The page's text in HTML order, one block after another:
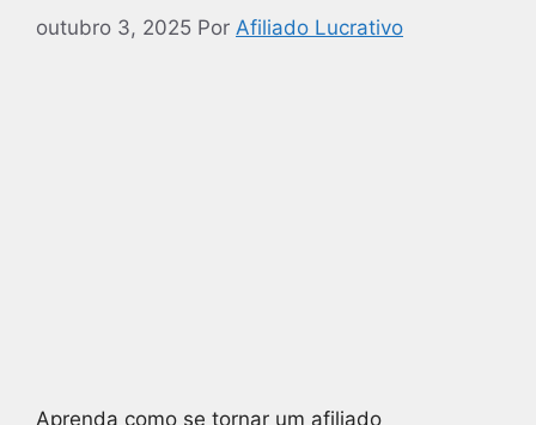
outubro 3, 2025 Por Afiliado Lucrativo
Aprenda como se tornar um afiliado